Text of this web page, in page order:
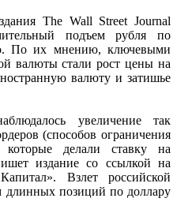
The Wall Street Journal
подъем рубля по
По их мнению, ключевыми
валюты стали рост цены на
валюту и затишье
увеличение так
(способов ограничения
которые делали ставку на
издание со ссылкой на
Взлет российской
длинных позиций по доллару